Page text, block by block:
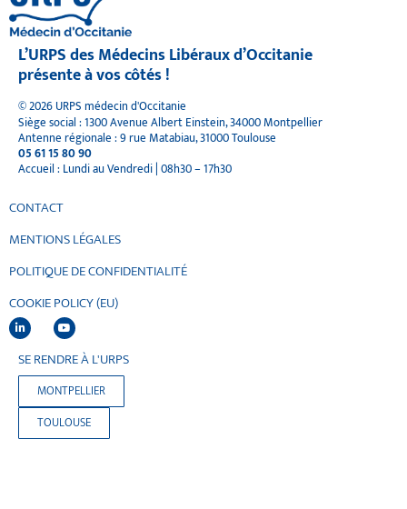
L’URPS des Médecins Libéraux d’Occitanie
présente à vos côtés !
© 2026 URPS médecin d'Occitanie
Siège social : 1300 Avenue Albert Einstein, 34000 Montpellier
Antenne régionale : 9 rue Matabiau, 31000 Toulouse
05 61 15 80 90
Accueil : Lundi au Vendredi | 08h30 – 17h30
CONTACT
MENTIONS LÉGALES
POLITIQUE DE CONFIDENTIALITÉ
COOKIE POLICY (EU)
SE RENDRE À L'URPS
MONTPELLIER
TOULOUSE